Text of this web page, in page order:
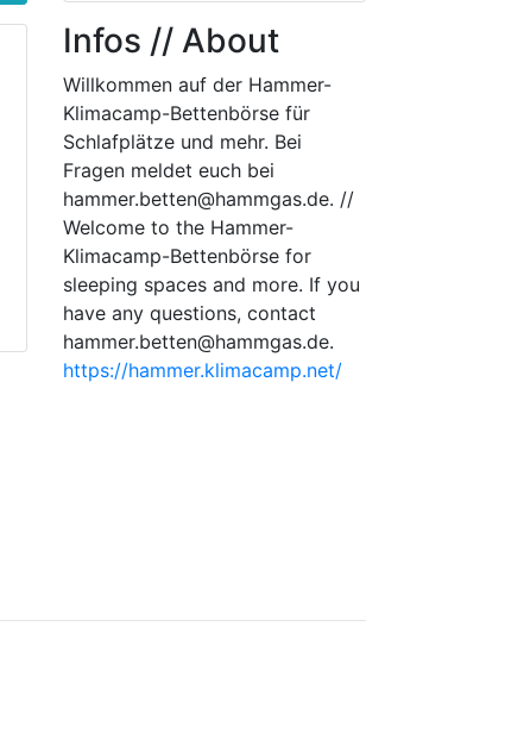
Infos // About
Willkommen auf der Hammer-
Klimacamp-Bettenbörse für
Schlafplätze und mehr. Bei
Fragen meldet euch bei
hammer.betten@hammgas.de. //
Welcome to the Hammer-
Klimacamp-Bettenbörse for
sleeping spaces and more. If you
have any questions, contact
hammer.betten@hammgas.de.
https://hammer.klimacamp.net/